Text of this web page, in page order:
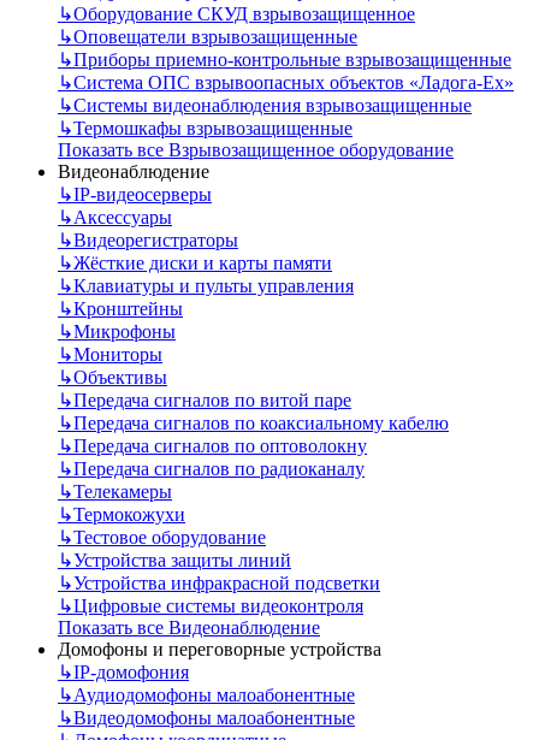
↳Оборудование СКУД взрывозащищенное
↳Оповещатели взрывозащищенные
↳Приборы приемно-контрольные взрывозащищенные
↳Система ОПС взрывоопасных объектов «Ладога-Ex»
↳Системы видеонаблюдения взрывозащищенные
↳Термошкафы взрывозащищенные
Показать все Взрывозащищенное оборудование
Видеонаблюдение
↳IP-видеосерверы
↳Аксессуары
↳Видеорегистраторы
↳Жёсткие диски и карты памяти
↳Клавиатуры и пульты управления
↳Кронштейны
↳Микрофоны
↳Мониторы
↳Объективы
↳Передача сигналов по витой паре
↳Передача сигналов по коаксиальному кабелю
↳Передача сигналов по оптоволокну
↳Передача сигналов по радиоканалу
↳Телекамеры
↳Термокожухи
↳Тестовое оборудование
↳Устройства защиты линий
↳Устройства инфракрасной подсветки
↳Цифровые системы видеоконтроля
Показать все Видеонаблюдение
Домофоны и переговорные устройства
↳IP-домофония
↳Аудиодомофоны малоабонентные
↳Видеодомофоны малоабонентные